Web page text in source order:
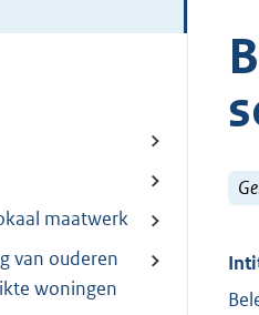
maatwerk
van ouderen
woningen